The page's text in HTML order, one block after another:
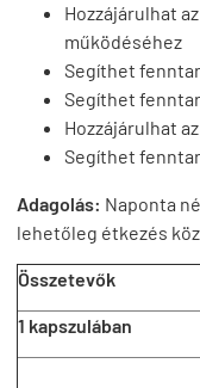
Hozzájárulhat
működéséhez
Segíthet
Segíthet
Hozzájárulhat
Segíthet
Adagolás: Naponta
lehetőleg étkezés
Összetevők
1 kapszulában